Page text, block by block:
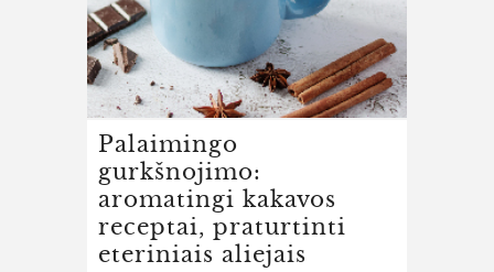
Palaimingo
gurkšnojimo:
aromatingi kakavos
receptai, praturtinti
eteriniais aliejais